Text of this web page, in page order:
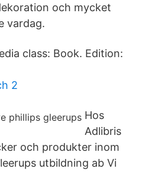
och mycket
vardag.
class: Book. Edition:
2
Hos
Adlibris
och produkter inom
utbildning ab Vi